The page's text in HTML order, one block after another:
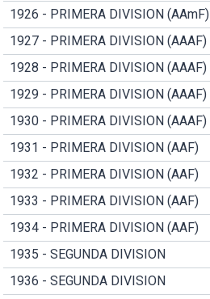
1926 - PRIMERA DIVISION (AAmF)
1927 - PRIMERA DIVISION (AAAF)
1928 - PRIMERA DIVISION (AAAF)
1929 - PRIMERA DIVISION (AAAF)
1930 - PRIMERA DIVISION (AAAF)
1931 - PRIMERA DIVISION (AAF)
1932 - PRIMERA DIVISION (AAF)
1933 - PRIMERA DIVISION (AAF)
1934 - PRIMERA DIVISION (AAF)
1935 - SEGUNDA DIVISION
1936 - SEGUNDA DIVISION